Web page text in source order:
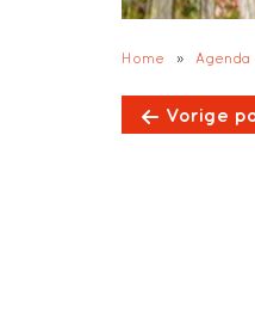
Home » Agenda
Vorige